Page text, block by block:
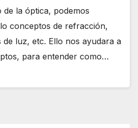
de la óptica, podemos
conceptos de refracción,
luz, etc. Ello nos ayudara a
para entender como…